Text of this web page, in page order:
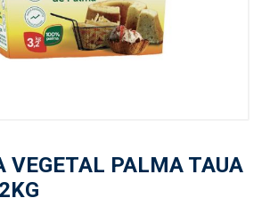
VEGETAL PALMA TAUA